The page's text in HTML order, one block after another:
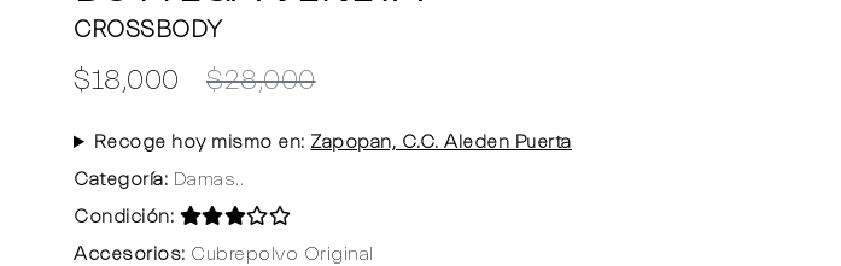
CROSSBODY
$18,000 $28,000
Recoge hoy mismo en: Zapopan, C.C. Aleden Puerta
Categoría: Damas..
Condición:
Accesorios: Cubrepolvo Original